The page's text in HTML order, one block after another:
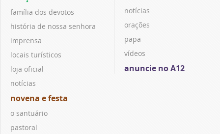
família dos devotos
história de nossa senhora
imprensa
locais turísticos
loja oficial
notícias
novena e festa
o santuário
pastoral
notícias
orações
papa
vídeos
anuncie no A12